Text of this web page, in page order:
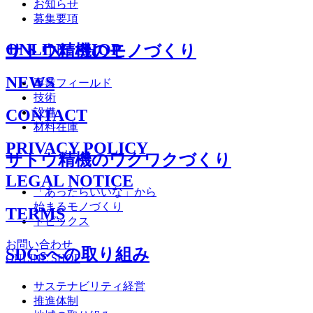
お知らせ
募集要項
ONLINE SHOP
NEWS
CONTACT
PRIVACY POLICY
LEGAL NOTICE
TERMS
お問い合わせ
ONLINE SHOP
サトウ精機のモノづくり
事業フィールド
技術
設備
材料在庫
サトウ精機のワクワクづくり
「あったらいいな」から
始まるモノづくり
トピックス
SDGsへの取り組み
サステナビリティ経営
推進体制